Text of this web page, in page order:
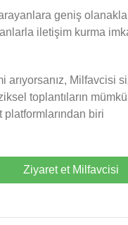
geniş
iletişim kurma
arıyorsanız, Milfavcisi
toplantıların
biri
Ziyaret et Milfavcisi